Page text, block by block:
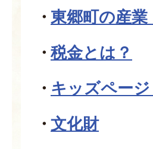
東郷町の産業
税金とは？
キッズペー
文化財